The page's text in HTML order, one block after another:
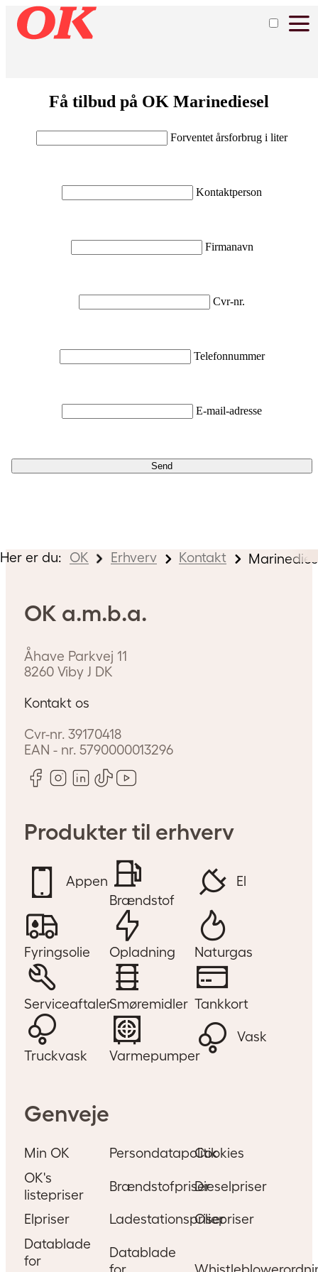
Få tilbud på OK Marinediesel
Forventet årsforbrug i liter
Kontaktperson
Firmanavn
Cvr-nr.
Telefonnummer
E-mail-adresse
Send
Her er du: OK Erhverv Kontakt
OK a.m.b.a.
Åhave Parkvej 11
8260 Viby J DK
Kontakt os
Cvr-nr. 39170418
EAN - nr.5790000013296
Produkter til erhverv
Appen
Brændstof
El
Fyringsolie Opladning Naturgas
ServiceaftalerSmøremidler Tankkort
Truckvask Varmepumper
Vask
Genveje
Min OK PersondatapolitikCookies
OK's
listepriser
BrændstofpriserDieselpriser
Elpriser LadestationspriserOliepriser
Datablade
for
Datablade